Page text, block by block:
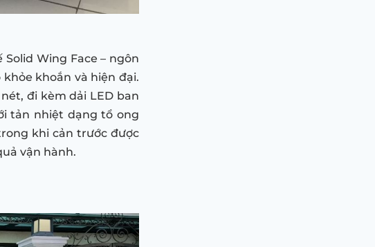
Wing Face – ngôn
khoắn và hiện đại.
đi kèm dải LED ban
tản nhiệt dạng tổ ong
khi cản trước được
vận hành.